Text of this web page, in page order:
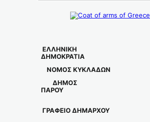
ΕΛΛΗΝΙΚΗ
ΔΗΜΟΚΡΑΤΙΑ
ΝΟΜΟΣ ΚΥΚΛΑΔΩΝ
ΔΗΜΟΣ
ΓΡΑΦΕΙΟ ΔΗΜΑΡΧΟΥ